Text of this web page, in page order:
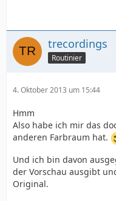
trecordings
Routinier
4. Oktober 2013 um 15:44
Hmm
Also habe ich mir das
anderen Farbraum hat.
Und ich bin davon
der Vorschau ausgibt
Original.